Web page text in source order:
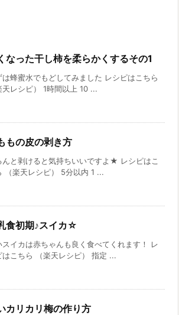
なった干し柿を柔らかくするその1
は蜂蜜水でもどしてみました レシピはこちら
天レシピ） 1時間以上 10 ...
もの皮の剥き方
んと剥けると気持ちいいですよ★ レシピはこ
（楽天レシピ） 5分以内 1 ...
食初期♪スイカ☆
スイカは赤ちゃんも良く食べてくれます！ レ
はこちら （楽天レシピ） 指定 ...
カリカリ梅の作り方